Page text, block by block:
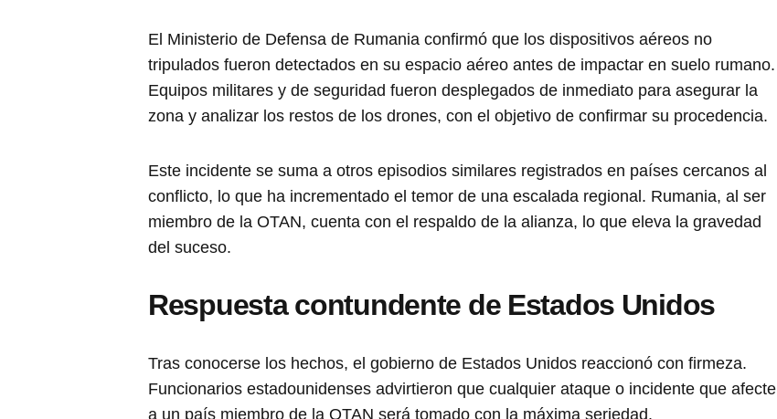
El Ministerio de Defensa de Rumania confirmó que los dispositivos aéreos no
tripulados fueron detectados en su espacio aéreo antes de impactar en suelo rumano.
Equipos militares y de seguridad fueron desplegados de inmediato para asegurar la
zona y analizar los restos de los drones, con el objetivo de confirmar su procedencia.
Este incidente se suma a otros episodios similares registrados en países cercanos al
conflicto, lo que ha incrementado el temor de una escalada regional. Rumania, al ser
miembro de la OTAN, cuenta con el respaldo de la alianza, lo que eleva la gravedad
del suceso.
Respuesta contundente de Estados Unidos
Tras conocerse los hechos, el gobierno de Estados Unidos reaccionó con firmeza.
Funcionarios estadounidenses advirtieron que cualquier ataque o incidente que afecte
a un país miembro de la OTAN será tomado con la máxima seriedad.